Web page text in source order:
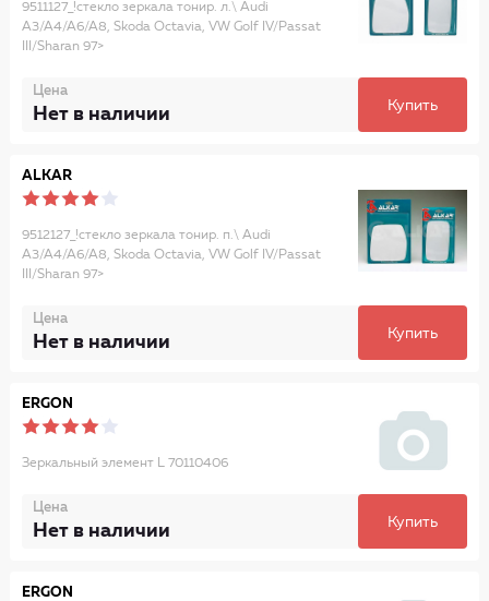
9511127_!стекло зеркала тонир. л.\ Audi
A3/A4/A6/A8, Skoda Octavia, VW Golf IV/Passat
III/Sharan 97>
Цена
Нет в наличии Купить
ALKAR
9512127_!стекло зеркала тонир. п.\ Audi
A3/A4/A6/A8, Skoda Octavia, VW Golf IV/Passat
III/Sharan 97>
Цена
Нет в наличии Купить
ERGON
Зеркальный элемент L 70110406
Цена
Нет в наличии Купить
ERGON